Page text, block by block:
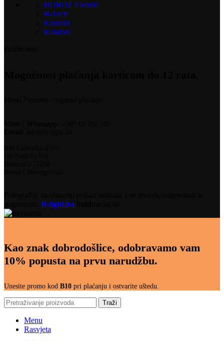
HOROZ Electric
B-Tech
Kontakt
Katalozi
B-light.ba
Kao znak dobrodošlice, odobravamo vam
10% popusta na prvu narudžbu.
Unesite promo kod B10 pri plaćanju i ostvarite uštedu.
Traži
Menu
Rasvjeta